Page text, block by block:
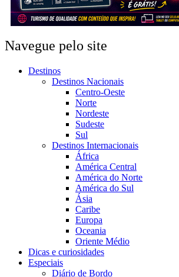
Navegue pelo site
Destinos
Destinos Nacionais
Centro-Oeste
Norte
Nordeste
Sudeste
Sul
Destinos Internacionais
África
América Central
América do Norte
América do Sul
Ásia
Caribe
Europa
Oceania
Oriente Médio
Dicas e curiosidades
Especiais
Diário de Bordo